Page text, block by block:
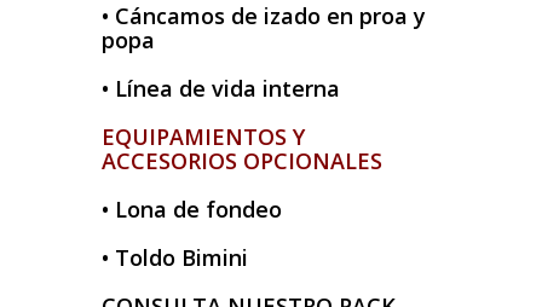
• Cáncamos de izado en proa y
popa
• Línea de vida interna
EQUIPAMIENTOS Y
ACCESORIOS OPCIONALES
• Lona de fondeo
• Toldo Bimini